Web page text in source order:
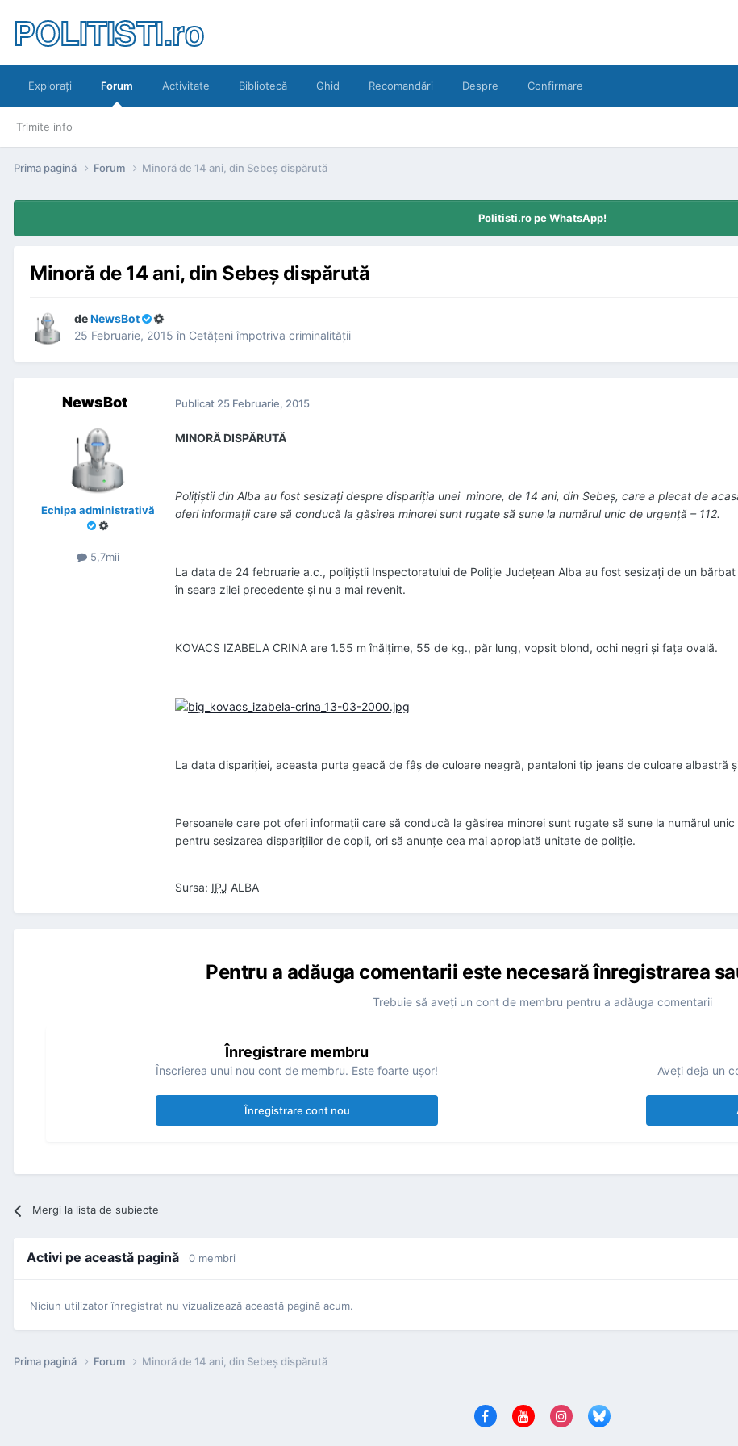
POLITISTI.ro
Exploraţi Forum
Trimite info
Activitate Bibliotecă Ghid Recomandări Despre Confirmare
Prima pagină Forum Minoră de 14 ani, din Sebeş dispărută
Politisti.ro pe WhatsApp!
Minoră de 14 ani, din Sebeş dispărută
deNewsBot
25 Februarie, 2015 în Cetăţeni împotriva criminalităţii
NewsBot
Echipa administrativă
5,7mii
Publicat 25 Februarie, 2015
MINORĂ DISPĂRUTĂ
Poliţiştii din Alba au fost sesizaţi despre dispariţia unei minore, de 14 ani, din Sebeş, care a plecat de
oferi informaţii care să conducă la găsirea minorei sunt rugate să sune la numărul unic de urgenţă – 112.
La data de 24 februarie a.c., poliţiştii Inspectoratului de Poliţie Judeţean Alba au fost sesizaţi de un
în seara zilei precedente şi nu a mai revenit.
KOVACS IZABELA CRINA are 1.55 m înălţime, 55 de kg., păr lung, vopsit blond, ochi negri şi faţa ovală.
La data dispariţiei, aceasta purta geacă de fâş de culoare neagră, pantaloni tip jeans de culoare albastră
Persoanele care pot oferi informaţii care să conducă la găsirea minorei sunt rugate să sune la numărul
pentru sesizarea dispariţiilor de copii, ori să anunţe cea mai apropiată unitate de poliţie.
Sursa: IPJ ALBA
Pentru a adăuga comentarii este necesară înregistrarea
Trebuie să aveţi un cont de membru pentru a adăuga comentarii
Înregistrare membru
Înscrierea unui nou cont de membru. Este foarte uşor!
Înregistrare cont nou
Aveţi deja un
Mergi la lista de subiecte
Activi pe această pagină 0 membri
Niciun utilizator înregistrat nu vizualizează această pagină acum.
Prima pagină Forum Minoră de 14 ani, din Sebeş dispărută